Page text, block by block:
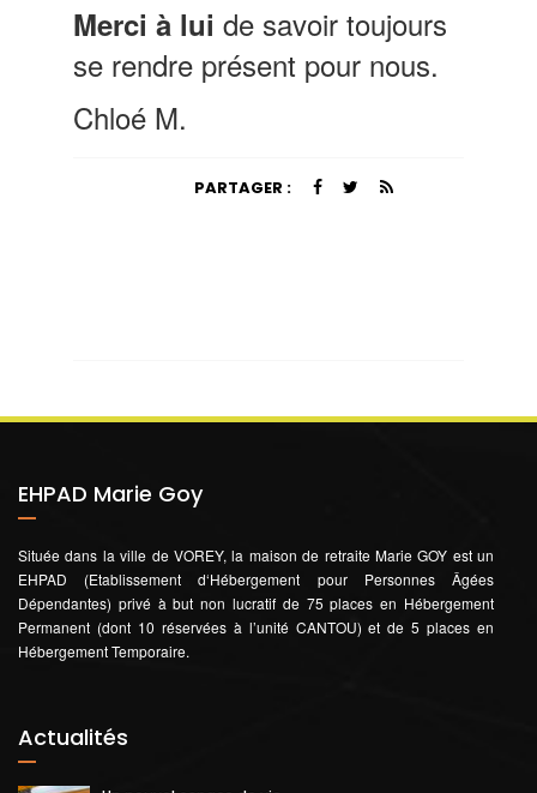
Merci à lui de savoir toujours
se rendre présent pour nous.
Chloé M.
PARTAGER :
EHPAD Marie Goy
Située dans la ville de VOREY, la maison de retraite Marie GOY est un
EHPAD (Etablissement d‘Hébergement pour Personnes Âgées
Dépendantes) privé à but non lucratif de 75 places en Hébergement
Permanent (dont 10 réservées à l’unité CANTOU) et de 5 places en
Hébergement Temporaire.
Actualités